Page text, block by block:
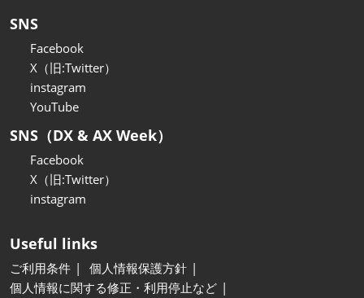
SNS
Facebook
X（旧:Twitter）
instagram
YouTube
SNS（DX & AX Week）
Facebook
X（旧:Twitter）
instagram
Useful links
ご利用条件
個人情報保護方針
個人情報に関する修正・利用停止など